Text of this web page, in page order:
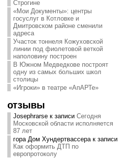
Строгине
«Мои Документы»: центры
госуслуг в Котловке и
Дмитровском районе сменили
адреса
Участок тоннеля Кожуховской
линии под фиолетовой веткой
наполовину построен
В Южном Медведкове построят
одну из самых больших школ
столицы
«Игроки» в театре «АпАРТе»
отзывы
Josephrarseк записи Сегодня
Московской области исполняется
87 лет
гора Дом Хундертвассерак записи
Как оформить ДТП по
европротоколу